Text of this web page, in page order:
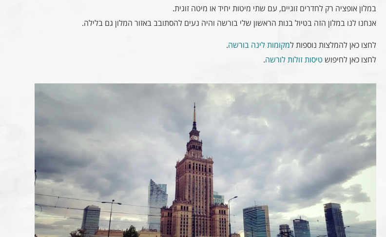
במלון אופציה רק לחדרים זוגיים, עם שתי מיטות יחיד או מיטה זוגית.
אנחנו לנו במלון הזה בטיול בנות הראשון שלי בורשה והיה נעים להסתובב באזור המלון גם בלילה.
לחצו כאן להמלצות נוספות למקומות לינה בורשה.
לחצו כאן לחיפוש טיסות זולות לורשה.